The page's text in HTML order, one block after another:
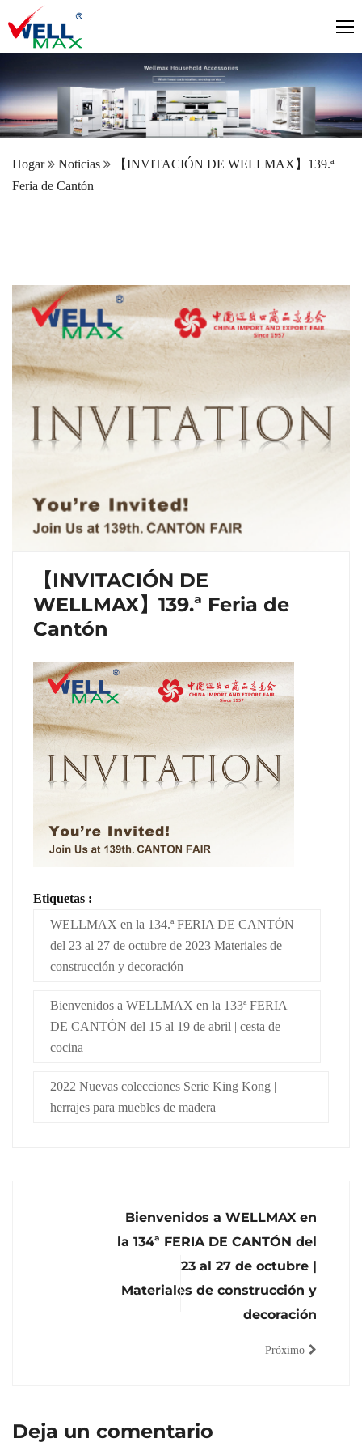
Hogar Noticias
【INVITACIÓN DE WELLMAX】139.ª
Feria de Cantón
【INVITACIÓN DE
WELLMAX】139.ª Feria de
Cantón
Etiquetas :
WELLMAX en la 134.ª FERIA DE CANTÓN
del 23 al 27 de octubre de 2023 Materiales de
construcción y decoración
Bienvenidos a WELLMAX en la 133ª FERIA
DE CANTÓN del 15 al 19 de abril | cesta de
cocina
2022 Nuevas colecciones Serie King Kong |
herrajes para muebles de madera
Bienvenidos a WELLMAX en
la 134ª FERIA DE CANTÓN del
23 al 27 de octubre |
Materiales de construcción y
decoración
Próximo
Deja un comentario